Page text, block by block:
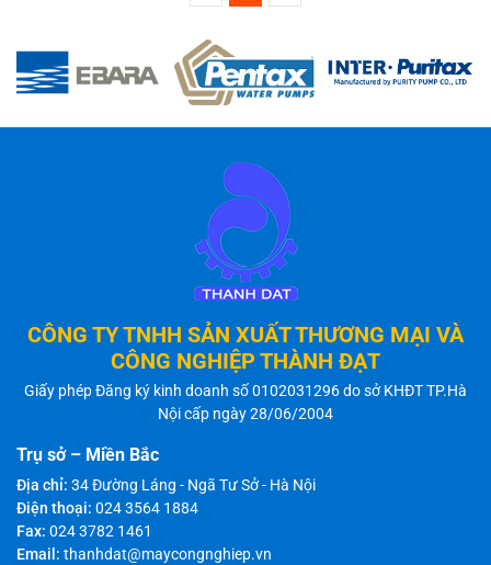
CÔNG TY TNHH SẢN XUẤT THƯƠNG MẠI VÀ
CÔNG NGHIỆP THÀNH ĐẠT
Giấy phép Đăng ký kinh doanh số 0102031296 do sở KHĐT TP.Hà
Nội cấp ngày 28/06/2004
Trụ sở – Miền Bắc
Địa chỉ: 34 Đường Láng - Ngã Tư Sở - Hà Nội
Điện thoại: 024 3564 1884
Fax: 024 3782 1461
Email: thanhdat@maycongnghiep.vn